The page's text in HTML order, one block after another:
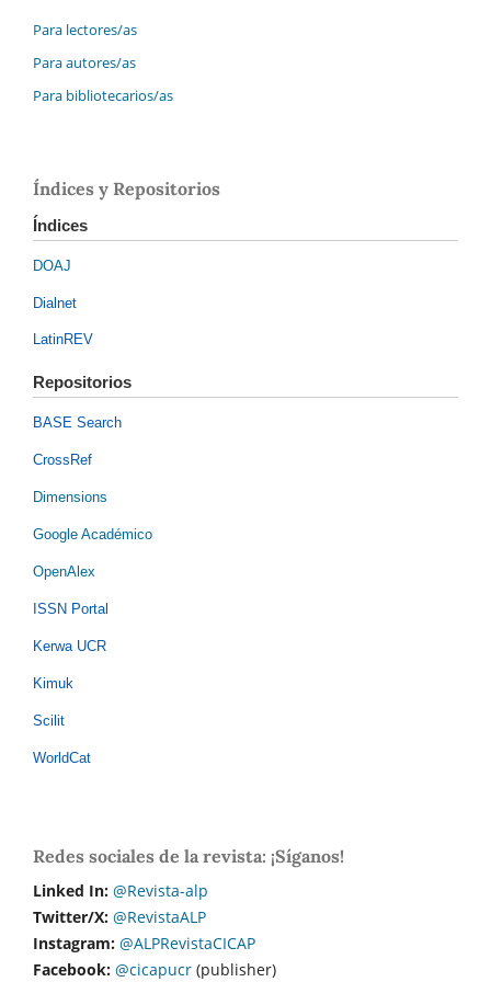
Para lectores/as
Para autores/as
Para bibliotecarios/as
Índices y Repositorios
Índices
DOAJ
Dialnet
LatinREV
Repositorios
BASE Search
CrossRef
Dimensions
Google Académico
OpenAlex
ISSN Portal
Kerwa UCR
Kimuk
Scilit
WorldCat
Redes sociales de la revista: ¡Síganos!
Linked In: @Revista-alp
Twitter/X: @RevistaALP
Instagram: @ALPRevistaCICAP
Facebook: @cicapucr (publisher)